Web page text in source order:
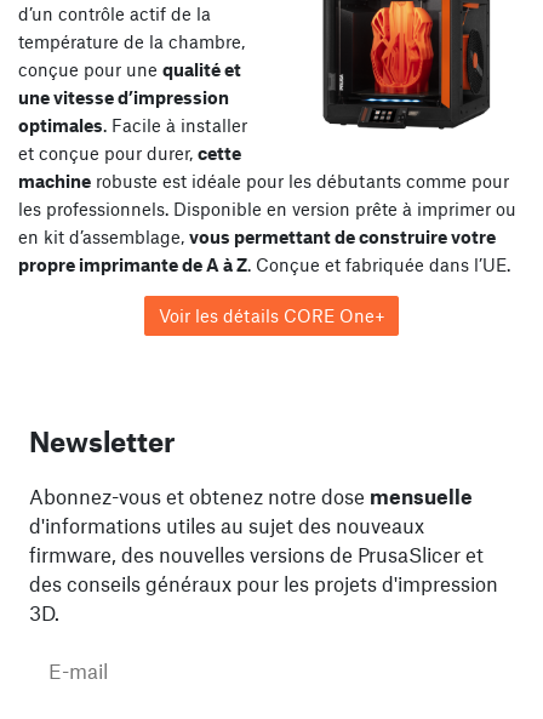
d’un contrôle actif de la
température de la chambre,
conçue pour une qualité et
une vitesse d’impression
optimales. Facile à installer
et conçue pour durer, cette
machine robuste est idéale pour les débutants comme pour
les professionnels. Disponible en version prête à imprimer ou
en kit d’assemblage, vous permettant de construire votre
propre imprimante de A à Z. Conçue et fabriquée dans l’UE.
Voir les détails CORE One+
Newsletter
Abonnez-vous et obtenez notre dose mensuelle
d'informations utiles au sujet des nouveaux
firmware, des nouvelles versions de PrusaSlicer et
des conseils généraux pour les projets d'impression
3D.